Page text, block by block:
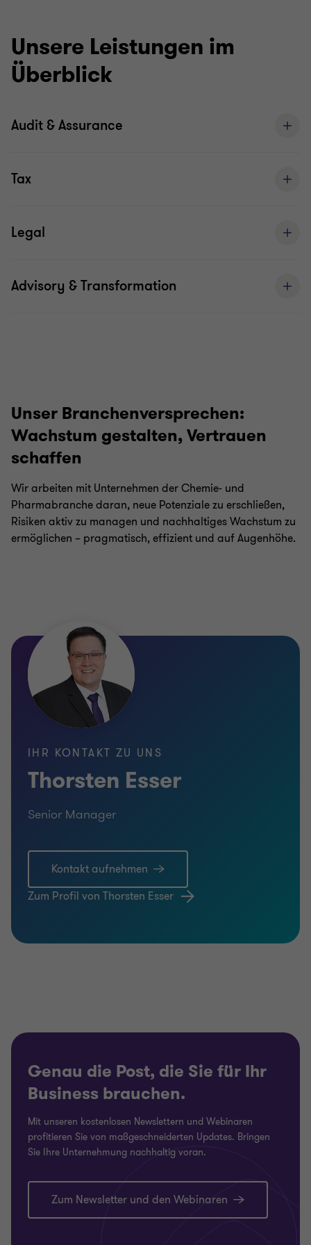
Unsere Leistungen im
Überblick
Audit & Assurance
Tax
Legal
Advisory & Transformation
Unser Branchenversprechen:
Wachstum gestalten, Vertrauen
schaffen
Wir arbeiten mit Unternehmen der Chemie- und
Pharmabranche daran, neue Potenziale zu erschließen,
Risiken aktiv zu managen und nachhaltiges Wachstum zu
ermöglichen – pragmatisch, effizient und auf Augenhöhe.
IHR KONTAKT ZU UNS
Thorsten Esser
Senior Manager
Kontakt aufnehmen
Zum Profil von Thorsten Esser
Genau die Post, die Sie für Ihr
Business brauchen.
Mit unseren kostenlosen Newslettern und Webinaren
profitieren Sie von maßgeschneiderten Updates. Bringen
Sie Ihre Unternehmung nachhaltig voran.
Zum Newsletter und den Webinaren